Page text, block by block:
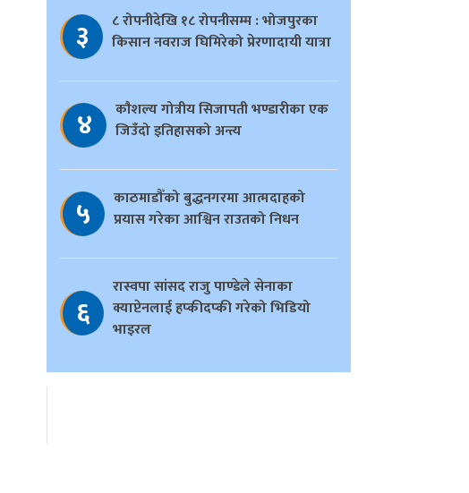
३
८ रोपनीदेखि १८ रोपनीसम्म : भोजपुरका
किसान नवराज घिमिरेको प्रेरणादायी यात्रा
४
काैशल्य गोत्रीय सिजापती भण्डारीका एक
जिउँदो इतिहासको अन्त्य
५
काठमाडौँको बुद्धनगरमा आत्मदाहको
प्रयास गरेका आश्विन राउतको निधन
६
रास्वपा सांसद राजु पाण्डेले सेनाका
क्याप्टेनलाई हप्कीदप्की गरेको भिडियो
भाइरल